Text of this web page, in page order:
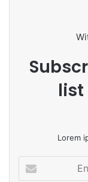
list
Lorem